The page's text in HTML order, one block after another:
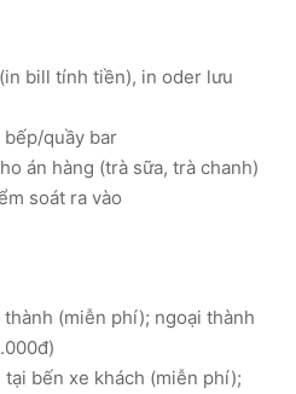
bill tính tiền), in oder lưu
quầy bar
án hàng (trà sữa, trà chanh)
soát ra vào
thành (miễn phí); ngoại thành
bến xe khách (miễn phí);